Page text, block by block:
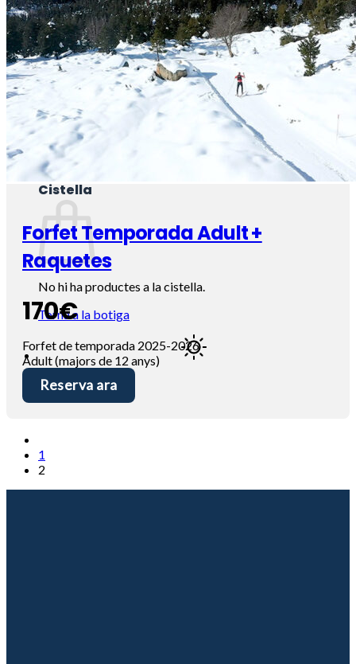
Torna a la botiga
Cistella
No hi ha productes a la cistella.
Torna a la botiga
Forfet Temporada Adult +
Raquetes
170€
Forfet de temporada 2025-2026
Adult (majors de 12 anys)
Reserva ara
1
2